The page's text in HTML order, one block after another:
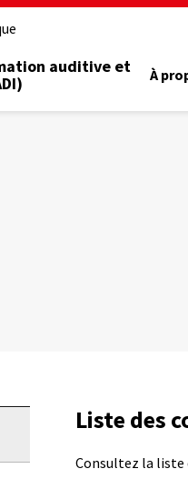
auditive et
À
Liste des
Consultez la liste